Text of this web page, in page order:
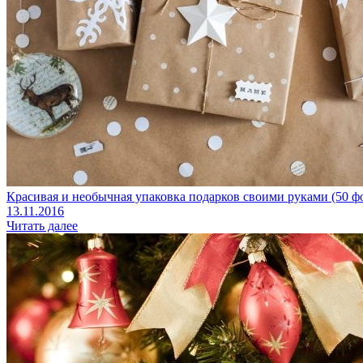
Красивая и необычная упаковка подарков своими руками (50
13.11.2016
Читать далее